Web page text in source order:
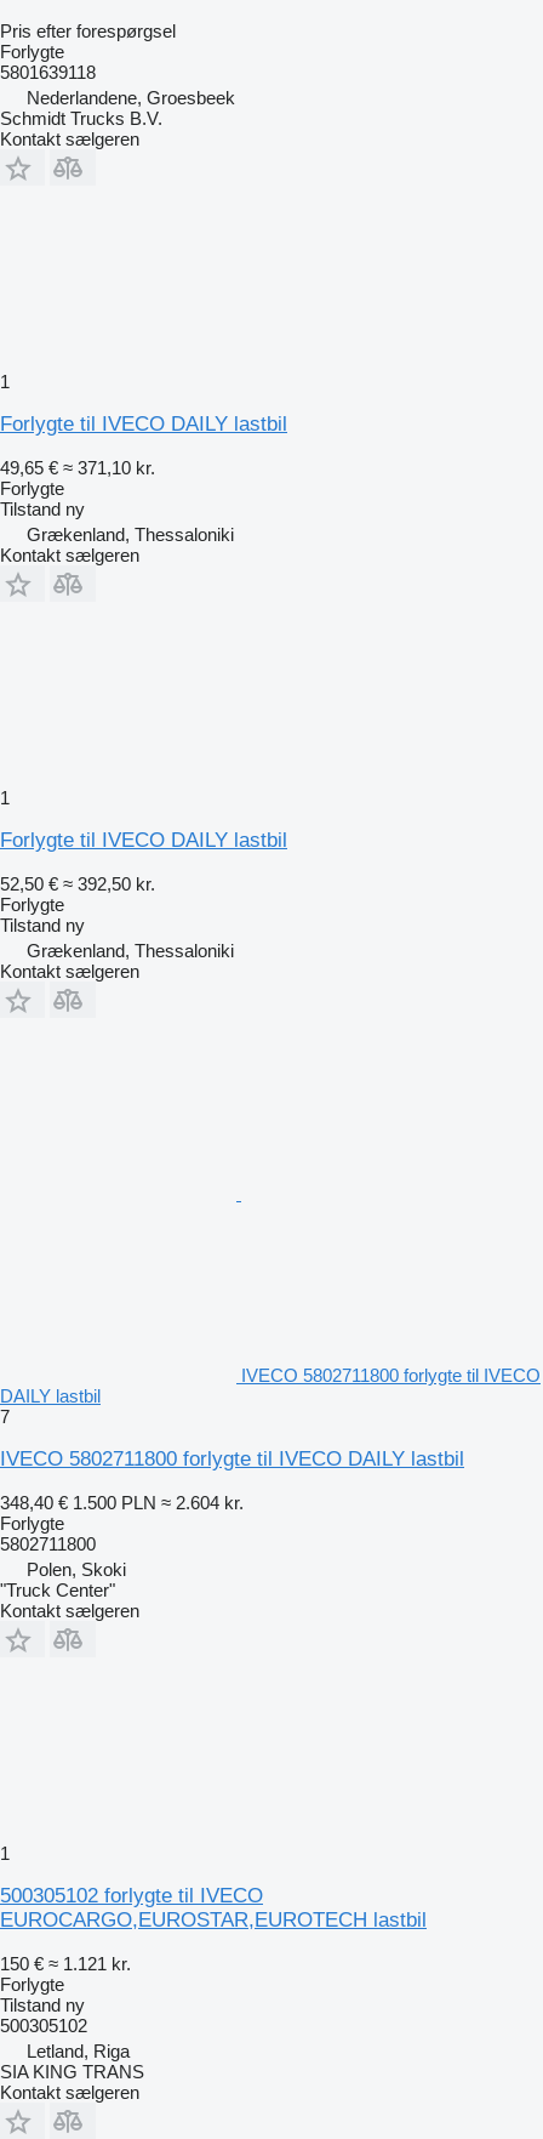
Pris efter forespørgsel
Forlygte
5801639118
Nederlandene, Groesbeek
Schmidt Trucks B.V.
Kontakt sælgeren
1
Forlygte til IVECO DAILY lastbil
49,65 € ≈ 371,10 kr.
Forlygte
Tilstand ny
Grækenland, Thessaloniki
Kontakt sælgeren
1
Forlygte til IVECO DAILY lastbil
52,50 € ≈ 392,50 kr.
Forlygte
Tilstand ny
Grækenland, Thessaloniki
Kontakt sælgeren
IVECO 5802711800 forlygte til IVECO
DAILY lastbil
7
IVECO 5802711800 forlygte til IVECO DAILY lastbil
348,40 € 1.500 PLN ≈ 2.604 kr.
Forlygte
5802711800
Polen, Skoki
"Truck Center"
Kontakt sælgeren
1
500305102 forlygte til IVECO
EUROCARGO,EUROSTAR,EUROTECH lastbil
150 € ≈ 1.121 kr.
Forlygte
Tilstand ny
500305102
Letland, Riga
SIA KING TRANS
Kontakt sælgeren